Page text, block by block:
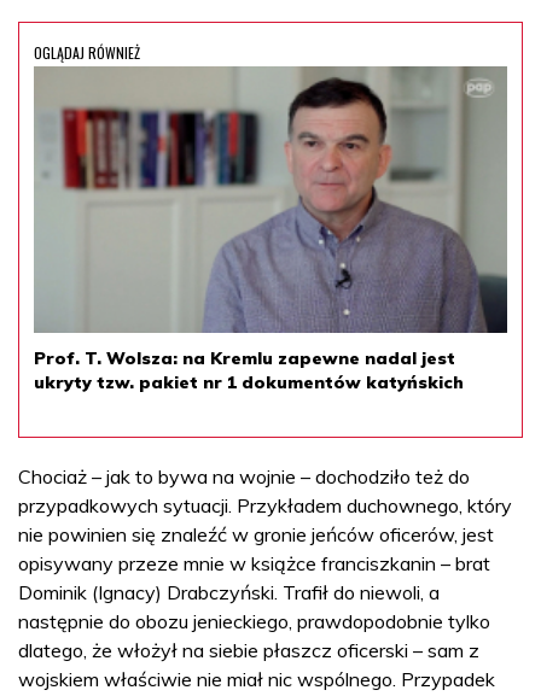
OGLĄDAJ RÓWNIEŻ
Prof. T. Wolsza: na Kremlu zapewne nadal jest
ukryty tzw. pakiet nr 1 dokumentów katyńskich
Chociaż – jak to bywa na wojnie – dochodziło też do
przypadkowych sytuacji. Przykładem duchownego, który
nie powinien się znaleźć w gronie jeńców oficerów, jest
opisywany przeze mnie w książce franciszkanin – brat
Dominik (Ignacy) Drabczyński. Trafił do niewoli, a
następnie do obozu jenieckiego, prawdopodobnie tylko
dlatego, że włożył na siebie płaszcz oficerski – sam z
wojskiem właściwie nie miał nic wspólnego. Przypadek